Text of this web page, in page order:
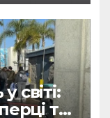
світі:
та